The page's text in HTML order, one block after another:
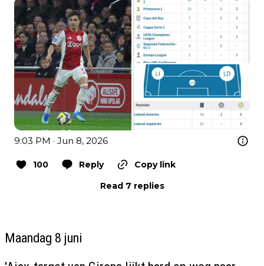
9:03 PM · Jun 8, 2026
100 Reply
Copy link
Read 7 replies
Maandag 8 juni